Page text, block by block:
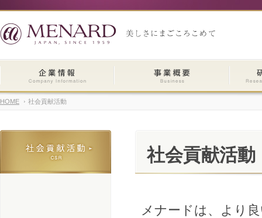
HOME 社会貢献活動
社会貢献活動
メナードは、より